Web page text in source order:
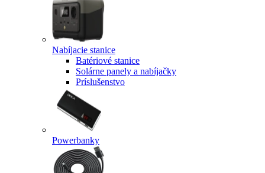
Nabíjacie stanice
Batériové stanice
Solárne panely a nabíjačky
Príslušenstvo
Powerbanky